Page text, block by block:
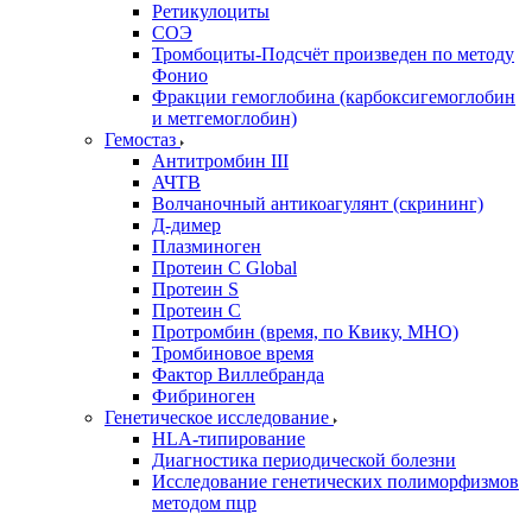
Ретикулоциты
СОЭ
Тромбоциты-Подсчёт произведен по методу
Фонио
Фракции гемоглобина (карбоксигемоглобин
и метгемоглобин)
Гемостаз
Антитромбин III
АЧТВ
Волчаночный антикоагулянт (скрининг)
Д-димер
Плазминоген
Протеин C Global
Протеин S
Протеин С
Протромбин (время, по Квику, МНО)
Тромбиновое время
Фактор Виллебранда
Фибриноген
Генетическое исследование
HLA-типирование
Диагностика периодической болезни
Исследование генетических полиморфизмов
методом пцр